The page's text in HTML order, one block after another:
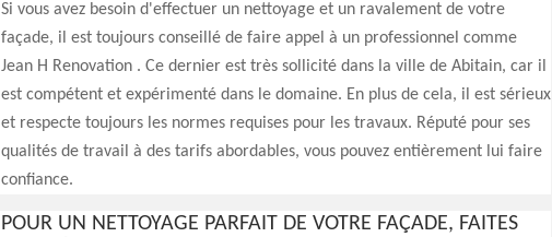
Si vous avez besoin d'effectuer un nettoyage et un ravalement de votre
façade, il est toujours conseillé de faire appel à un professionnel comme
Jean H Renovation . Ce dernier est très sollicité dans la ville de Abitain, car il
est compétent et expérimenté dans le domaine. En plus de cela, il est sérieux
et respecte toujours les normes requises pour les travaux. Réputé pour ses
qualités de travail à des tarifs abordables, vous pouvez entièrement lui faire
confiance.
POUR UN NETTOYAGE PARFAIT DE VOTRE FAÇADE, FAITES